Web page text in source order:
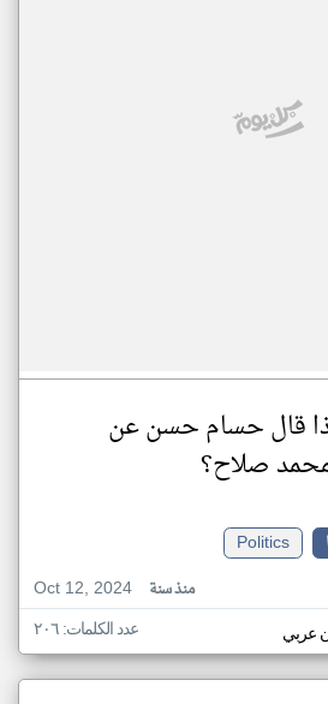
قال حسام حسن عن
صلاح؟
Politics
Oct 12, 2024
منذ سنة
عربي عدد الكلمات: ٢٠٦